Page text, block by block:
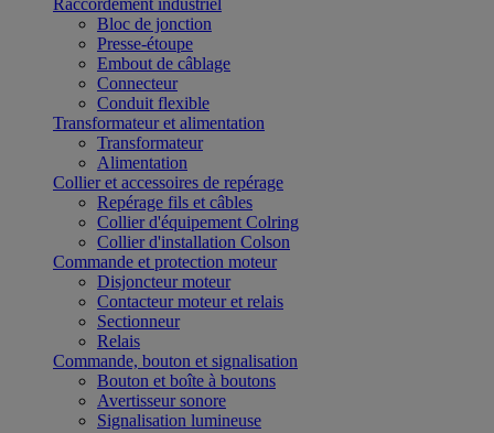
Raccordement industriel
Bloc de jonction
Presse-étoupe
Embout de câblage
Connecteur
Conduit flexible
Transformateur et alimentation
Transformateur
Alimentation
Collier et accessoires de repérage
Repérage fils et câbles
Collier d'équipement Colring
Collier d'installation Colson
Commande et protection moteur
Disjoncteur moteur
Contacteur moteur et relais
Sectionneur
Relais
Commande, bouton et signalisation
Bouton et boîte à boutons
Avertisseur sonore
Signalisation lumineuse